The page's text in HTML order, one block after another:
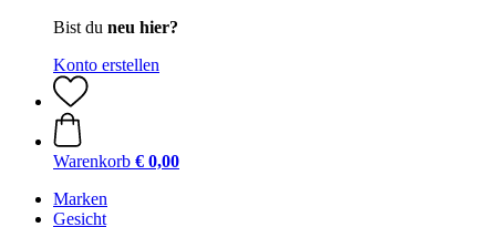
Bist du neu hier?
Konto erstellen
Warenkorb € 0,00
Marken
Gesicht